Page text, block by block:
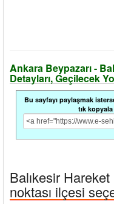
Ankara Beypazarı -
Detayları, Geçilecek
Bu sayfayı paylaşmak
tık
Balıkesir
noktası ilçesi